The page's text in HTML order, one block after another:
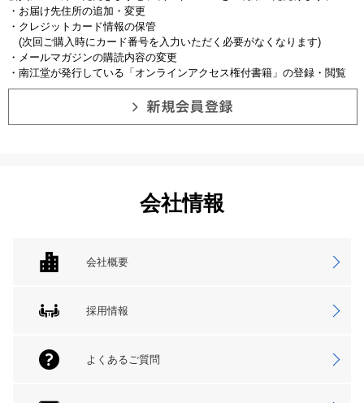
・お届け先住所の追加・変更
・クレジットカード情報の保管
(次回ご購入時にカード番号を入力いただく必要がなくなります)
・メールマガジンの購読内容の変更
・南江堂が発行している「オンラインアクセス権付書籍」の登録・閲覧
会社情報
会社概要
採用情報
よくあるご質問